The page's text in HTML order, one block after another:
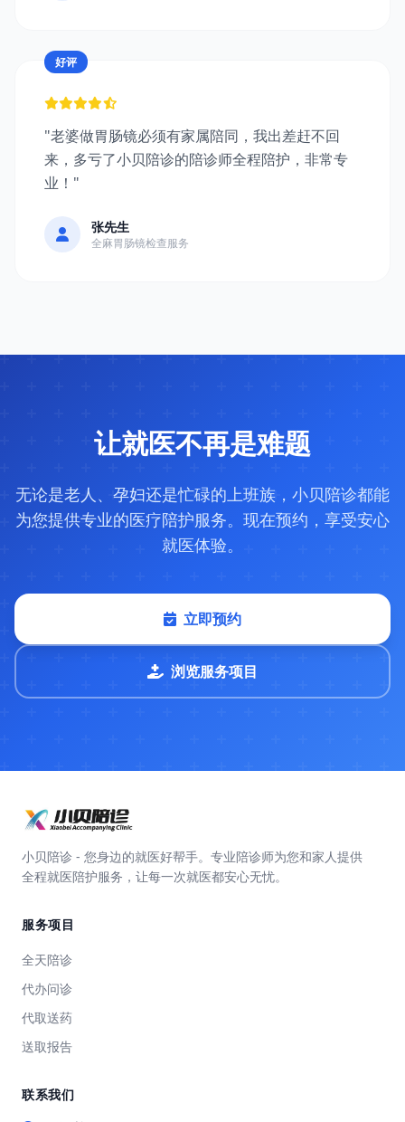
好评
"老婆做胃肠镜必须有家属陪同，我出差赶不回
来，多亏了小贝陪诊的陪诊师全程陪护，非常专
业！"
张先生
全麻胃肠镜检查服务
让就医不再是难题
无论是老人、孕妇还是忙碌的上班族，小贝陪诊都能
为您提供专业的医疗陪护服务。现在预约，享受安心
就医体验。
立即预约
浏览服务项目
小贝陪诊 - 您身边的就医好帮手。专业陪诊师为您和家人提供
全程就医陪护服务，让每一次就医都安心无忧。
服务项目
全天陪诊
代办问诊
代取送药
送取报告
联系我们